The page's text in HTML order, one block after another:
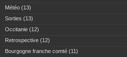
Météo (13)
Sorties (13)
Occitanie (12)
Retrospective (12)
Bourgogne franche comté (11)